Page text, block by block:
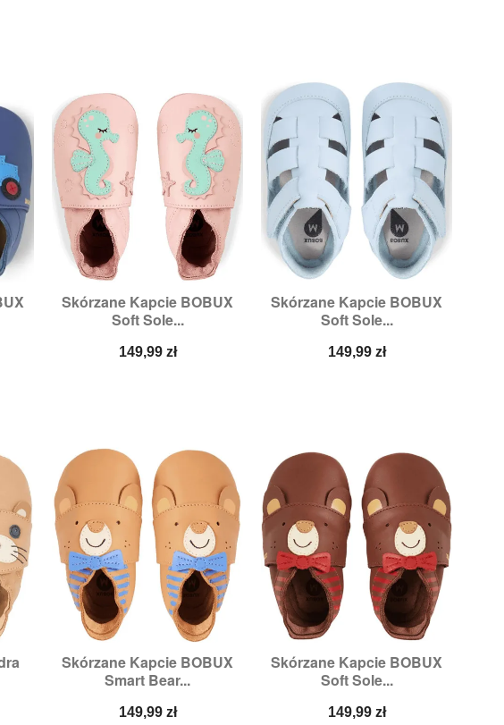
Skórzane Kapcie BOBUX
Soft Sole...
Cena
149,99 zł
Szybki podgląd
Rozmiary:XL
Skórzane Kapcie BOBUX
Soft Sole...
Cena
149,99 zł
Szybki podgląd
Rozmiary:M
Skórzane Kapcie BOBUX
Smart Bear...
Cena
149,99 zł
Szybki podgląd
Rozmiary:M,XL
Skórzane Kapcie BOBUX
Soft Sole...
Cena
149,99 zł
Szybki podgląd
Rozmiary: M,XL